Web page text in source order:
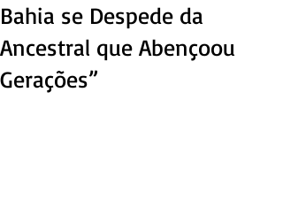
Bahia se Despede da
Ancestral que Abençoou
Gerações”